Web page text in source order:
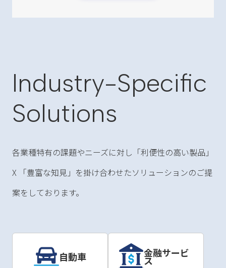
Industry-Specific
Solutions
各業種特有の課題やニーズに対し「利便性の高い製品」
X 「豊富な知見」を掛け合わせたソリューションのご提
案をしております。
自動車 金融サービ
ス